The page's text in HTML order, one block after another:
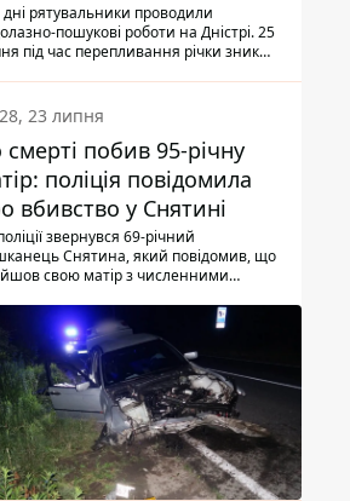
дні рятувальники проводили
пошукові роботи на Дністрі. 25
під час перепливання річки зник
тіло.
23 липня
побив 95-річну
поліція повідомила
вбивство у Снятині
звернувся 69-річний
Снятина, який повідомив, що
свою матір з численними
правоохоронці, ці травми жінці
її син.